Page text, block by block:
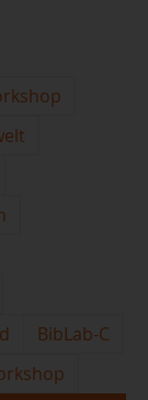
BibLab-C